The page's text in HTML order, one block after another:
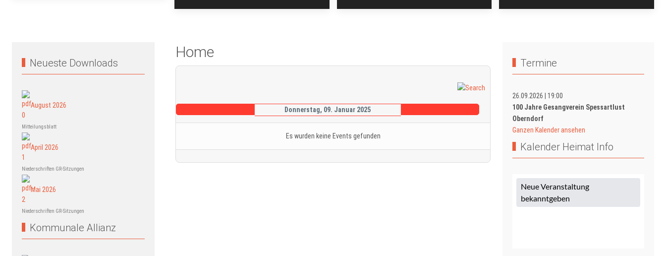
Neueste Downloads
August 2026
Mitteilungsblatt
April 2026
Niederschriften GR-Sitzungen
Mai 2026
Niederschriften GR-Sitzungen
Kommunale Allianz
Home
Donnerstag, 09. Januar 2025
Es wurden keine Events gefunden
Termine
26.09.2026
19:00
100 Jahre Gesangverein Spessartlust
Oberndorf
Ganzen Kalender ansehen
Kalender Heimat Info